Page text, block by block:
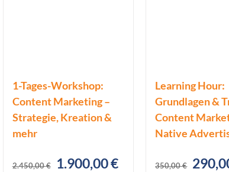
1-Tages-Workshop:
Content Marketing –
Strategie, Kreation &
mehr
2.450,00€
Ursprünglicher
1.900,00€Aktueller
Learning Hour:
Grundlagen &
Content
Native
350,00€